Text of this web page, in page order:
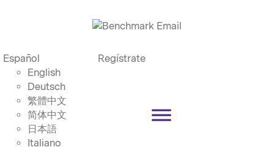
Español
English
Deutsch
繁體中文
简体中文
日本語
Italiano
Regístrate